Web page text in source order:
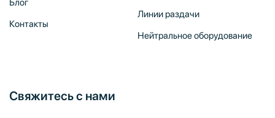
Блог
Контакты
Линии раздачи
Нейтральное оборудование
Свяжитесь с нами